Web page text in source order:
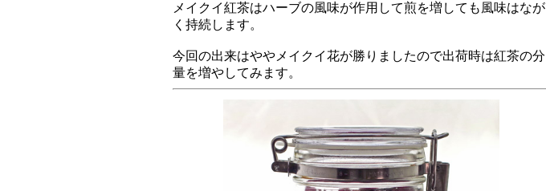
メイクイ紅茶はハーブの風味が作用して煎を増しても風味はなが
く持続します。
今回の出来はややメイクイ花が勝りましたので出荷時は紅茶の分
量を増やしてみます。